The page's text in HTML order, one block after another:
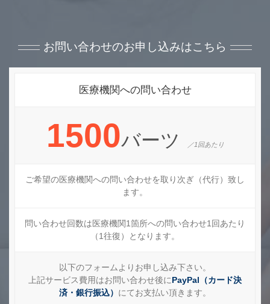
お問い合わせのお申し込みはこちら
医療機関への問い合わせ
1500バーツ ／1回あたり
ご希望の医療機関への問い合わせを取り次ぎ（代行）致し
ます。
問い合わせ回数は医療機関1箇所への問い合わせ1回あたり
（1往復）となります。
以下のフォームよりお申し込み下さい。
上記サービス費用はお問い合わせ後にPayPal（カード決
済・銀行振込） にてお支払い頂きます。